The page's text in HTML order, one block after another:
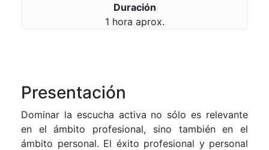
Duración
1 hora aprox.
Presentación
Dominar la escucha activa no sólo es relevante
en el ámbito profesional, sino también en el
ámbito personal. El éxito profesional y personal